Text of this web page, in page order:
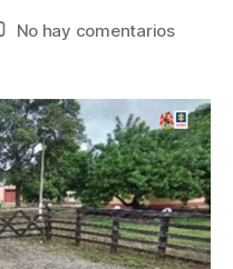
No hay comentariosen
sobre
bienes
que
serían
de
alias
“Jorge